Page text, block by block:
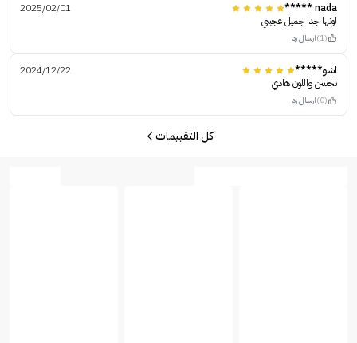
nada *****
2025/02/01
لونها جدا جميل عجبني
(1) ارسال رد
اشو*****
2024/12/22
تجنننن واللون هادي
(0) ارسال رد
كل التقييمات